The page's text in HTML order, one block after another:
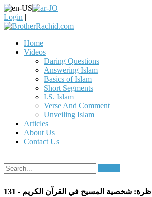
Login |
Home
Videos
Daring Questions
Answering Islam
Basics of Islam
Short Segments
I.S. Islam
Verse And Comment
Unveiling Islam
Articles
About Us
Contact Us
- مناظرة: شخصية المسيح في القرآن الكريم